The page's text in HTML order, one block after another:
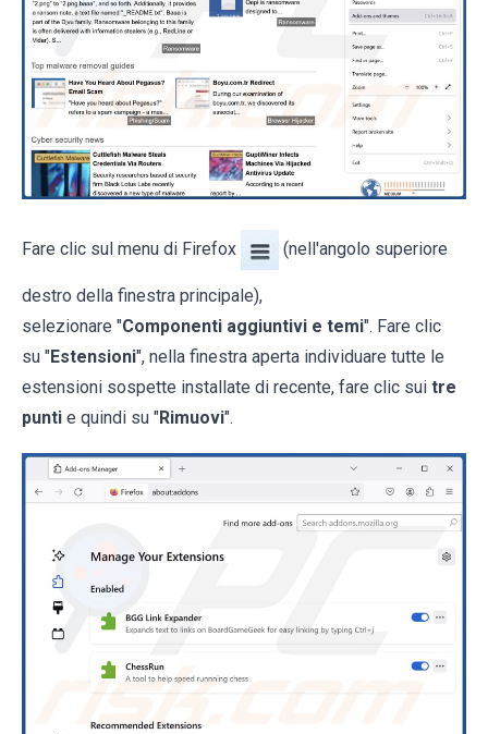
Fare clic sul menu di Firefox (nell'angolo superiore
destro della finestra principale),
selezionare "Componenti aggiuntivi e temi". Fare clic
su "Estensioni", nella finestra aperta individuare tutte le
estensioni sospette installate di recente, fare clic sui tre
punti e quindi su "Rimuovi".